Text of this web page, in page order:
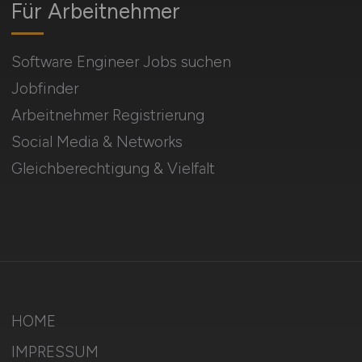
Für Arbeitnehmer
Software Engineer Jobs suchen
Jobfinder
Arbeitnehmer Registrierung
Social Media & Networks
Gleichberechtigung & Vielfalt
HOME
IMPRESSUM